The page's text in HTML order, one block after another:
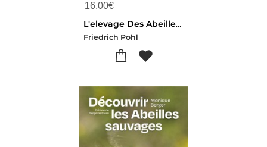
16,00€
L'elevage Des Abeilles : Devenir (facilement) Apiculteur
Friedrich Pohl